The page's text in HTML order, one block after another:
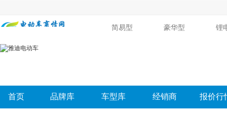
简易型 豪华型 锂
首页 品牌库 车型库 经销商 报价行